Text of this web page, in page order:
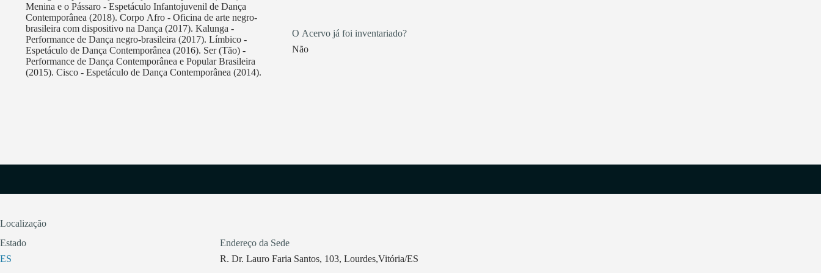
Menina e o Pássaro - Espetáculo Infantojuvenil de Dança
Contemporânea (2018). Corpo Afro - Oficina de arte negro-
brasileira com dispositivo na Dança (2017). Kalunga -
Performance de Dança negro-brasileira (2017). Límbico -
Espetáculo de Dança Contemporânea (2016). Ser (Tão) -
Performance de Dança Contemporânea e Popular Brasileira
(2015). Cisco - Espetáculo de Dança Contemporânea (2014).
O Acervo já foi inventariado?
Não
Localização
Estado
ES
Endereço da Sede
R. Dr. Lauro Faria Santos, 103, Lourdes,Vitória/ES